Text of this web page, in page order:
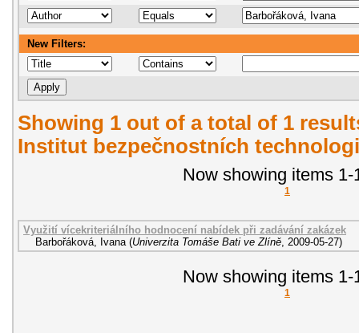
New Filters:
Showing 1 out of a total of 1
Institut bezpečnostních
Now showing items 1-
1
Využití vícekriteriálního hodnocení nabídek při zadávání zakázek
Barbořáková, Ivana (Univerzita Tomáše Bati ve Zlíně 2009-05-27)
Now showing items 1-
1